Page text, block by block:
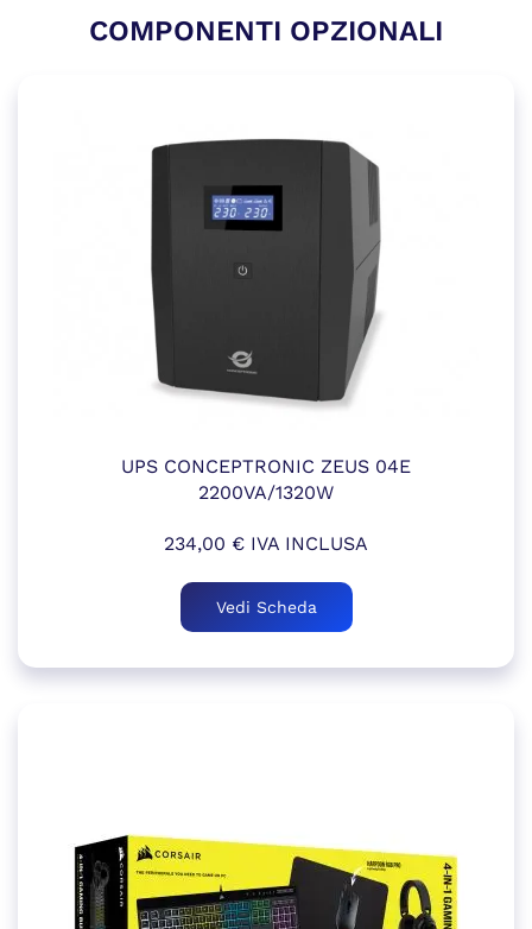
COMPONENTI OPZIONALI
UPS CONCEPTRONIC ZEUS 04E
2200VA/1320W
234,00 € IVA INCLUSA
Vedi Scheda